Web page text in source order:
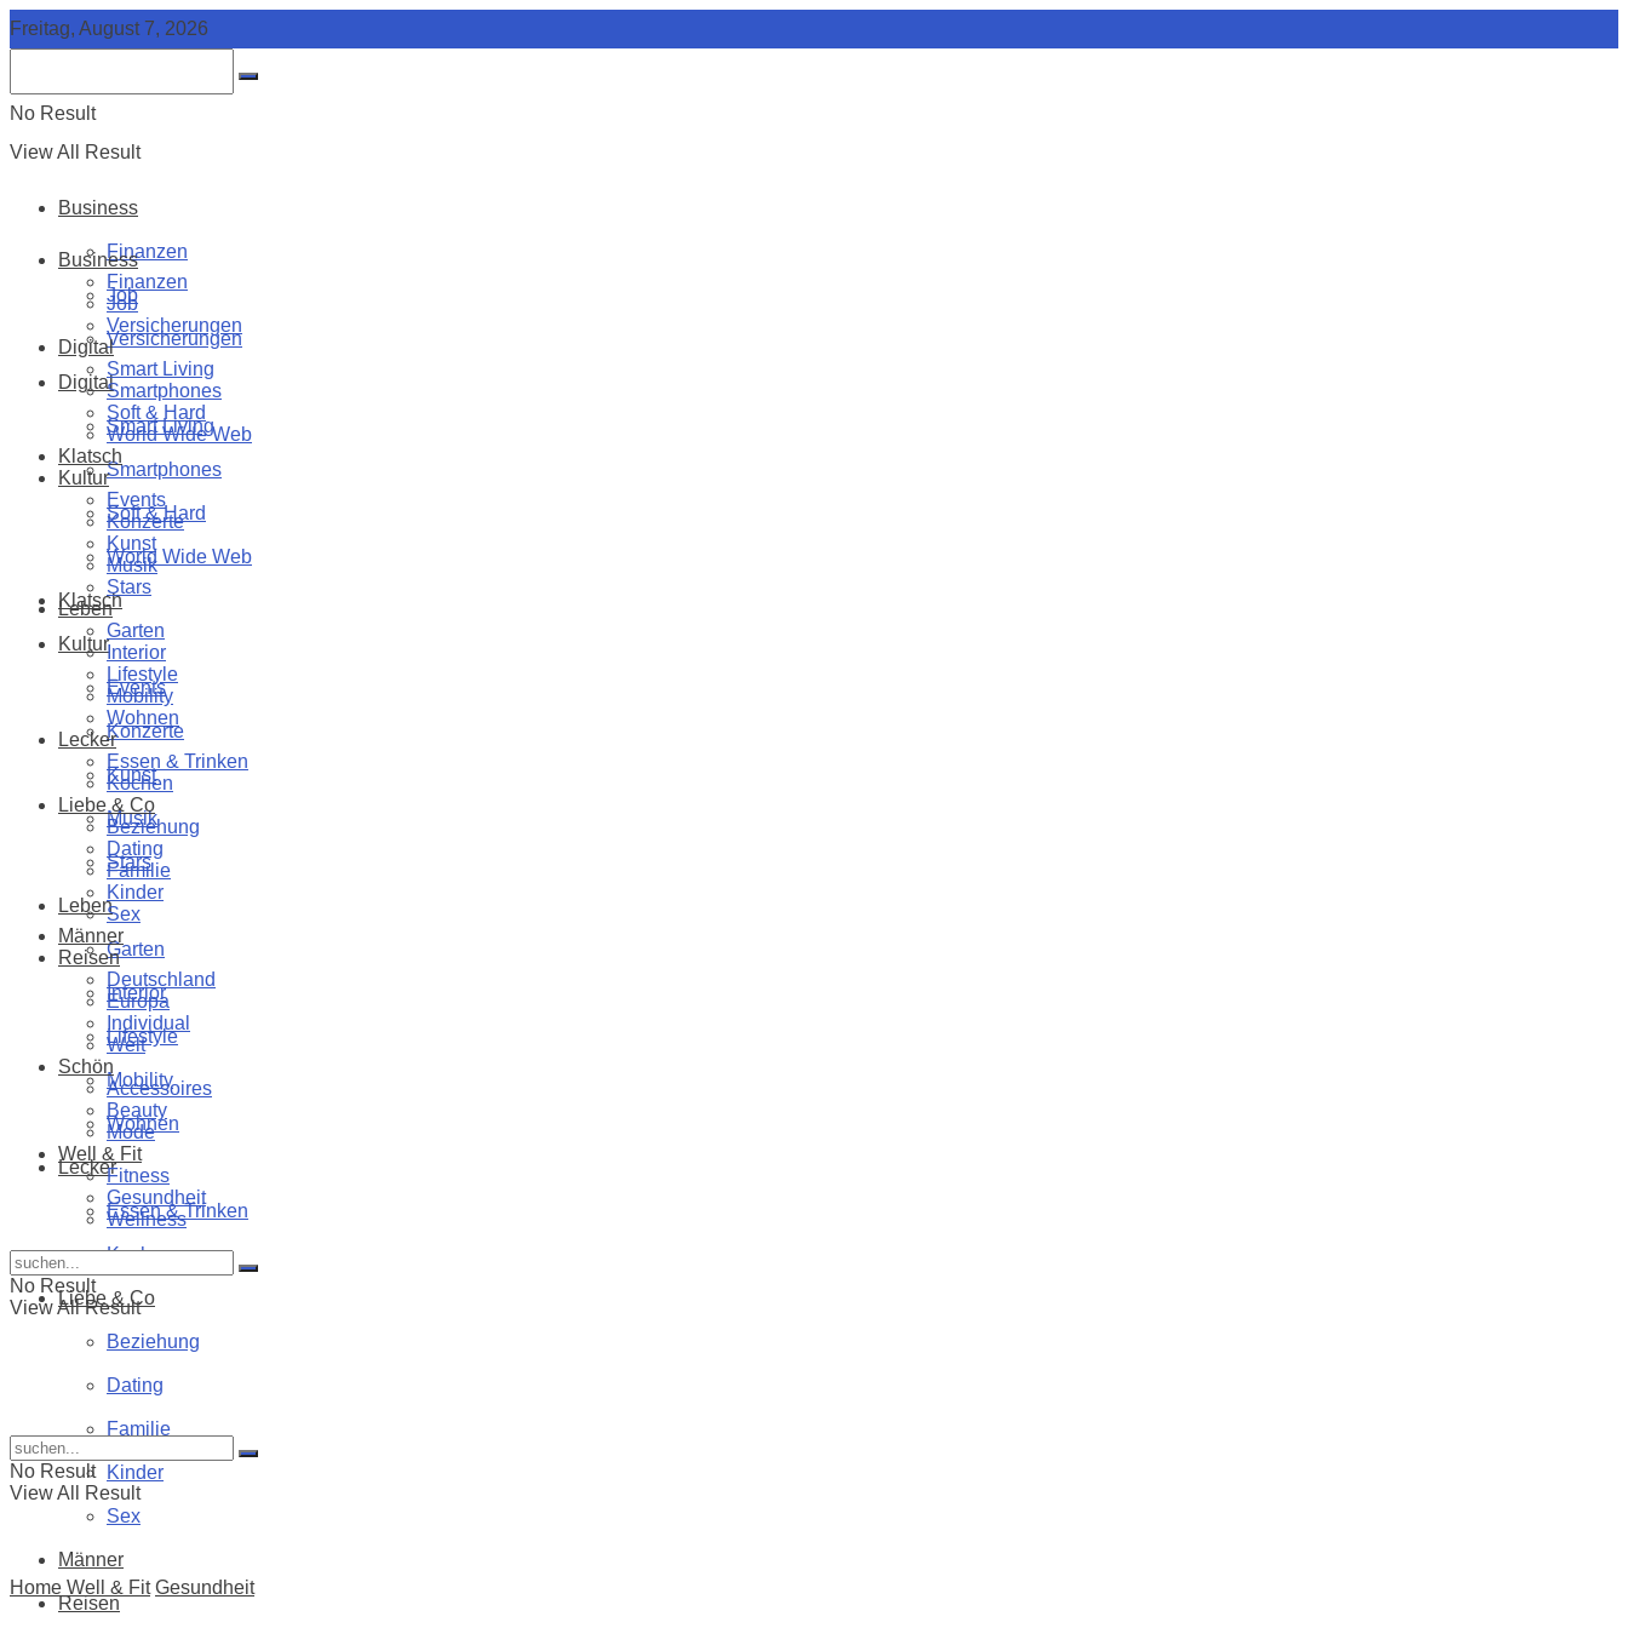
Freitag, August 7, 2026
No Result
View All Result
Business
Finanzen
Job
Versicherungen
Digital
Smart Living
Smartphones
Soft & Hard
World Wide Web
Klatsch
Kultur
Events
Konzerte
Kunst
Musik
Stars
Leben
Garten
Interior
Lifestyle
Mobility
Wohnen
Lecker
Essen & Trinken
Kochen
Liebe & Co
Beziehung
Dating
Familie
Kinder
Sex
Männer
Reisen
Business
Finanzen
Job
Versicherungen
Digital
Smart Living
Smartphones
Soft & Hard
World Wide Web
Klatsch
Kultur
Events
Konzerte
Kunst
Musik
Stars
Leben
Garten
Interior
Lifestyle
Mobility
Wohnen
Lecker
Essen & Trinken
Kochen
Liebe & Co
Beziehung
Dating
Familie
Kinder
Sex
Männer
Reisen
Deutschland
Europa
Individual
Welt
Schön
Accessoires
Beauty
Mode
Well & Fit
Fitness
Gesundheit
Wellness
No Result
View All Result
No Result
View All Result
Home Well & Fit Gesundheit